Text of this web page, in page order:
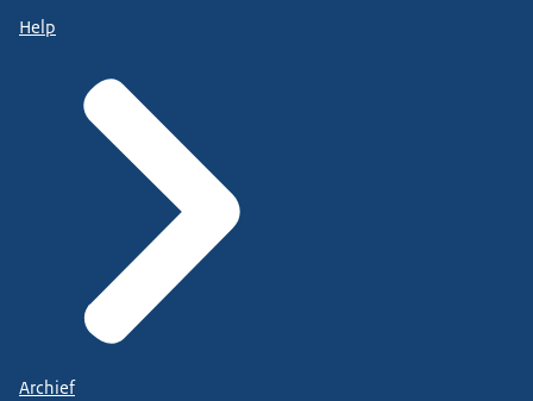
Help
Archief